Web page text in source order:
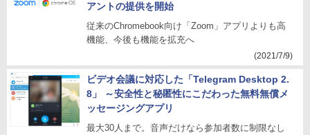
アントの提供を開始
従来のChromebook向け「Zoom」アプリよりも高
機能、今後も機能を拡充へ
(2021/7/9)
ビデオ会議に対応した「Telegram Desktop 2.
8」 ～安全性と秘匿性にこだわった無料無償メ
ッセージングアプリ
最大30人まで。音声だけなら参加者数に制限なし